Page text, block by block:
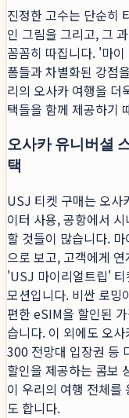
진정한 고수는 단순히
인 그림을 그리고, 그
꼼꼼히 따집니다. '마
폼들과 차별화된 강점
리의 오사카 여행을 더
택들을 함께 제공하기
오사카 유니버셜
택
USJ 티켓 구매는 오사
이터 사용, 공항에서
할 것들이 많습니다.
으로 보고, 고객에게
'USJ 마이리얼트립'
모션입니다. 비싼 로밍
편한 eSIM을 할인된
습니다. 이 외에도 오
300 전망대 입장권 등
할인을 제공하는 콤보
이 우리의 여행 전체를
도 합니다.